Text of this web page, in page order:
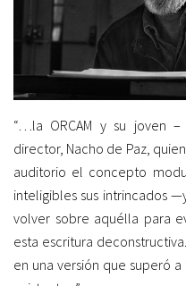
“…la ORCAM y su joven
director, Nacho de Paz,
auditorio el concepto
inteligibles sus intrincados
volver sobre aquélla para
esta escritura
en una versión que superó